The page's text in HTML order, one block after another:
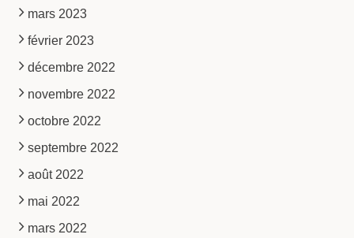
mars 2023
février 2023
décembre 2022
novembre 2022
octobre 2022
septembre 2022
août 2022
mai 2022
mars 2022